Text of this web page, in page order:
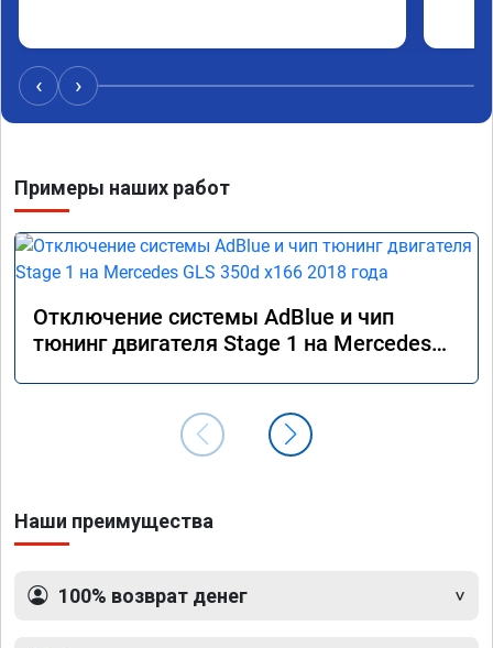
‹ ›
Примеры наших работ
Отключение системы AdBlue и чип
тюнинг двигателя Stage 1 на Mercedes
Наши преимущества
100% возврат денег